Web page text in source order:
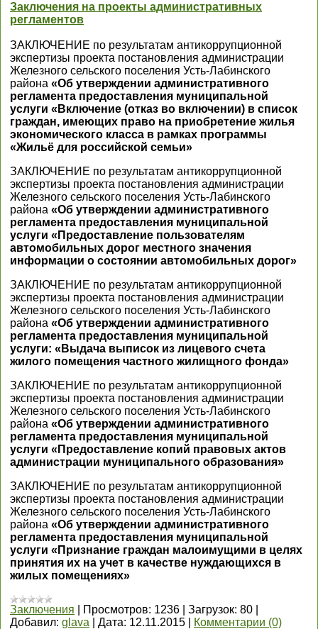
Заключения на проекты административных
регламентов
ЗАКЛЮЧЕНИЕ по результатам антикоррупционной
экспертизы проекта постановления администрации
Железного сельского поселения Усть-Лабинского
района «Об утверждении административного
регламента предоставления муниципальной
услуги «Включение (отказ во включении) в список
граждан, имеющих право на приобретение жилья
экономического класса в рамках программы
«Жильё для российской семьи»
ЗАКЛЮЧЕНИЕ по результатам антикоррупционной
экспертизы проекта постановления администрации
Железного сельского поселения Усть-Лабинского
района «Об утверждении административного
регламента предоставления муниципальной
услуги «Предоставление пользователям
автомобильных дорог местного значения
информации о состоянии автомобильных дорог»
ЗАКЛЮЧЕНИЕ по результатам антикоррупционной
экспертизы проекта постановления администрации
Железного сельского поселения Усть-Лабинского
района «Об утверждении административного
регламента предоставления муниципальной
услуги: «Выдача выписок из лицевого счета
жилого помещения частного жилищного фонда»
ЗАКЛЮЧЕНИЕ по результатам антикоррупционной
экспертизы проекта постановления администрации
Железного сельского поселения Усть-Лабинского
района «Об утверждении административного
регламента предоставления муниципальной
услуги «Предоставление копий правовых актов
администрации муниципального образования»
ЗАКЛЮЧЕНИЕ по результатам антикоррупционной
экспертизы проекта постановления администрации
Железного сельского поселения Усть-Лабинского
района «Об утверждении административного
регламента предоставления муниципальной
услуги «Признание граждан малоимущими в целях
принятия их на учет в качестве нуждающихся в
жилых помещениях»
Заключения Просмотров: 1236 Загрузок: 80
Добавил: glava Дата: 12.11.2015 Комментарии (0)